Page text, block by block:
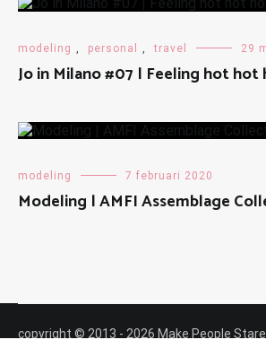
modeling , personal , travel 29
Jo in Milano #07 | Feeling hot
modeling 7 februari 2020
Modeling | AMFI Assemblage
copyright © 2013 - 2026 Make People